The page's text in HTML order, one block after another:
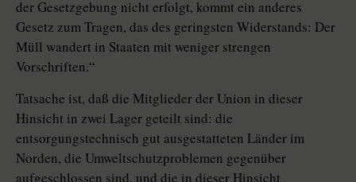
der Gesetzgebung nicht erfolgt, kommt ein anderes
Gesetz zum Tragen, das des geringsten Widerstands: Der
Müll wandert in Staaten mit weniger strengen
Vorschriften.“
Tatsache ist, daß die Mitglieder der Union in dieser
Hinsicht in zwei Lager geteilt sind: die
entsorgungstechnisch gut ausgestatteten Länder im
Norden, die Umweltschutzproblemen gegenüber
aufgeschlossen sind, und die in dieser Hinsicht